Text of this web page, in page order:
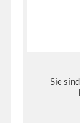
Sie